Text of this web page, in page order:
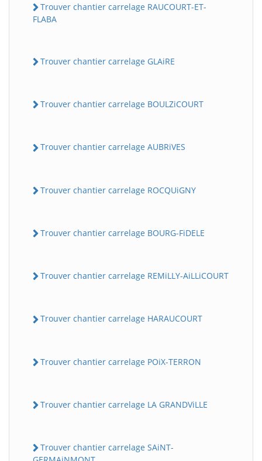
Trouver chantier carrelage RAUCOURT-ET-
FLABA
Trouver chantier carrelage GLAiRE
Trouver chantier carrelage BOULZiCOURT
Trouver chantier carrelage AUBRiVES
Trouver chantier carrelage ROCQUiGNY
Trouver chantier carrelage BOURG-FiDELE
Trouver chantier carrelage REMiLLY-AiLLiCOURT
Trouver chantier carrelage HARAUCOURT
Trouver chantier carrelage POiX-TERRON
Trouver chantier carrelage LA GRANDViLLE
Trouver chantier carrelage SAiNT-